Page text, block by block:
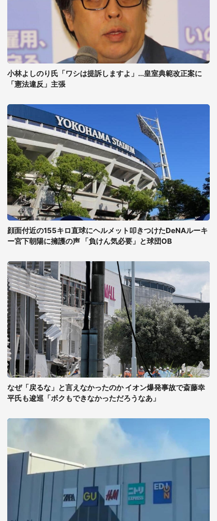
小林よしのり氏「ワシは提訴しますよ」...皇室典範改正案に
「憲法違反」主張
顔面付近の155キロ直球にヘルメット叩きつけたDeNAルーキ
ー宮下朝陽に擁護の声 「負けん気必要」と球団OB
なぜ「戻るな」と言えなかったのか イオン爆発事故で斎藤幸
平氏も逡巡「ボクもできなかっただろうなあ」